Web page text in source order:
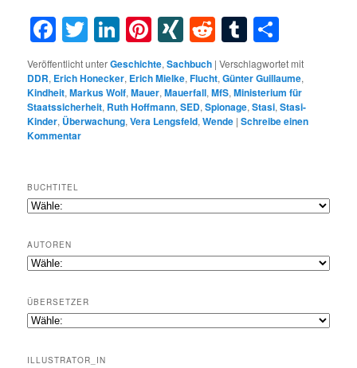
Facebook
Twitter
LinkedIn
Pinterest
XINGRedditTumblr
Veröffentlicht unterGeschichte,Sachbuch |Verschlagwortet mit
DDR, Erich Honecker, Erich Mielke,Flucht,Günter Guillaume,
Kindheit,Markus Wolf,Mauer,Mauerfall,MfS,Ministerium für
Staatssicherheit, Ruth Hoffmann,SED,Spionage,Stasi,Stasi-
Kinder, Überwachung,Vera Lengsfeld,Wende |Schreibe einen
Kommentar
BUCHTITEL
AUTOREN
ÜBERSETZER
ILLUSTRATOR_IN